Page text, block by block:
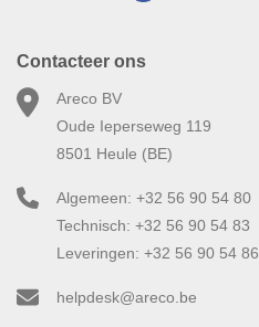
Contacteer ons
Areco BV
Oude Ieperseweg 119
8501 Heule (BE)
Algemeen: +32 56 90 54 80
Technisch: +32 56 90 54 83
Leveringen: +32 56 90 54 86
helpdesk@areco.be